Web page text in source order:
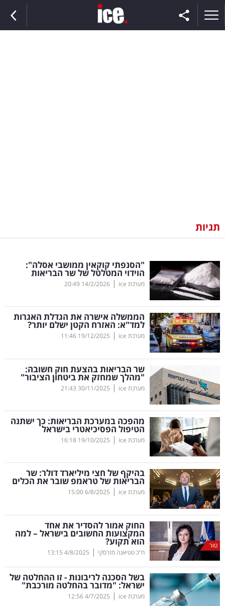
וצרכנות
דיגיטל
וטק
שיווק
ופרסום
משפט
ומחקרים
דעות
רכילות
עסקית
קריפטו
ויראלי
טלוויזיה
עסקי
ספורט
קריירה
ולימודים
תגיות
"הסנפתי קוקאין ממושבי אסלה":
הוידוי המטלטל של שר הבריאות
מערכת ice |
14/2/2026
20:49
הממשלה אישרה את הגדלת האגרות
למד"א: האזרח הקטן ישלם יותר?
מערכת ice |
19/12/2025
11:46
שר הבריאות בהצעת חוק חשובה:
"מהלך שמחזק את ביטחון הציבור"
מערכת ice |
30/11/2025
21:43
מהפכה במערכת הבריאות: כך ישתנה
הטיפול הפסיכיאטרי בישראל
מערכת ice |
19/10/2025
16:18
בהיקף של חצי מיליארד דולר: שר
הבריאות של טראמפ שובר את הכלים
מערכת ice |
6/8/2025
15:00
טור
החוק אמור להסדיר את אחד
המקצועות החשובים בישראל – למה
הוא תקוע?
ח"כ טטיאנה מזרסקי |
4/8/2025
13:15
בשל הסכנה לריבונות - זו ההחלטה של
ישראל: "מדובר בהחלטה מורכבת"
מערכת ice |
4/7/2025
12:56